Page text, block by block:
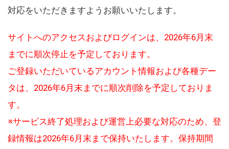
対応をいただきますようお願いいたします。
サイトへのアクセスおよびログインは、2026年6月末
までに順次停止を予定しております。
ご登録いただいているアカウント情報および各種デー
タは、2026年6月末までに順次削除を予定しておりま
す。
※サービス終了処理および運営上必要な対応のため、登
録情報は2026年6月末まで保持いたします。保持期間